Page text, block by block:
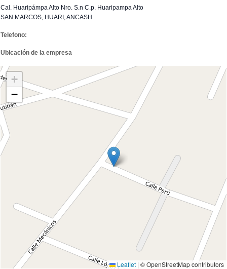
Cal. Huaripámpa Alto Nro. S.n C.p. Huaripampa Alto
SAN MARCOS, HUARI, ANCASH
Telefono:
Ubicación de la empresa
+
−
Leaflet | © OpenStreetMap contributors